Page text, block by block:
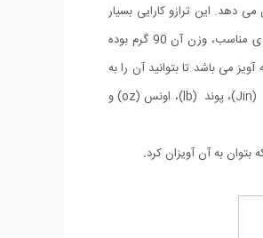
کاربر نشان می دهد. این ترازو کارایی بسیار
ساده ای دارد و قادر به جمع زدن وزن ها و یا ذخیره آنها در حافظه، نمی باشد.ترازو آویز دیجیتالی دارای بدنه ای پلاستیکی و با ابعاد 7*21 سانتی متر می باشد و علاوه بر اندازه ی مناسب، وزن آن 90 گرم بوده
می باشد تا بتوانید آن را به
کلید های خود و یا کمر شلوار وصل کنید و در هر جایی از آن استفاده نمایید.ترازو دیجیتالی مدل لبخند دارای کلید تغییر حالت اندازه گیری می باشد و 4 واحد مختلف از جمله جین (Jin)، پوند (lb)، اونس (oz) و
به آن آویزان کرد.